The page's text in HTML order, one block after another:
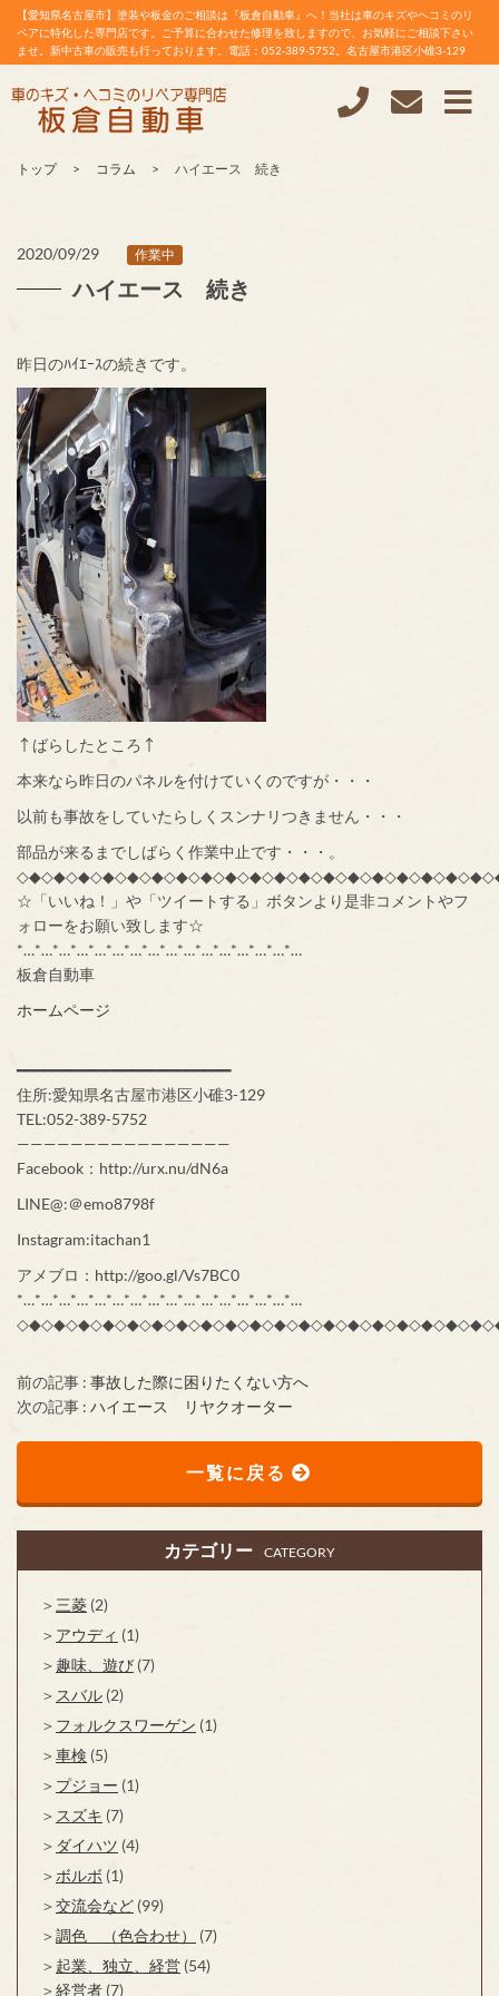
【愛知県名古屋市】塗装や板金のご相談は『板倉自動車』へ！当社は車のキズやヘコミのリ
ペアに特化した専門店です。ご予算に合わせた修理を致しますので、お気軽にご相談下さい
ませ。新中古車の販売も行っております。電話：052-389-5752。名古屋市港区小碓3-129
トップ コラム ハイエース 続き
2020/09/29 作業中
ハイエース 続き
昨日のﾊｲｴｰｽの続きです。
↑ばらしたところ↑
本来なら昨日のパネルを付けていくのですが・・・
以前も事故をしていたらしくスンナリつきません・・・
部品が来るまでしばらく作業中止です・・・。
☆「いいね！」や「ツイートする」ボタンより是非コメントやフ
ォローをお願い致します☆
*…*…*…*…*…*…*…*…*…*…*…*…*…*…*…*…
板倉自動車
ホームページ
━━━━━━━━━━━━━━━━━━━━━━━━
住所:愛知県名古屋市港区小碓3-129
TEL:052-389-5752
————————————————
Facebook：http://urx.nu/dN6a
LINE@:＠emo8798f
Instagram:itachan1
アメブロ：http://goo.gl/Vs7BC0
*…*…*…*…*…*…*…*…*…*…*…*…*…*…*…*…
前の記事 : 事故した際に困りたくない方へ
次の記事 : ハイエース リヤクオーター
一覧に戻る
カテゴリー CATEGORY
三菱 (2)
アウディ (1)
趣味、遊び (7)
スバル (2)
フォルクスワーゲン (1)
車検 (5)
プジョー (1)
スズキ (7)
ダイハツ (4)
ボルボ (1)
交流会など (99)
調色 （色合わせ）
(7)
起業、独立、経営 (54)
経営者 (7)